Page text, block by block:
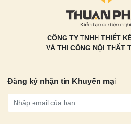
CÔNG TY TNHH THIẾT
VÀ THI CÔNG NỘI THẤT
Đăng ký nhận tin Khuyến mại